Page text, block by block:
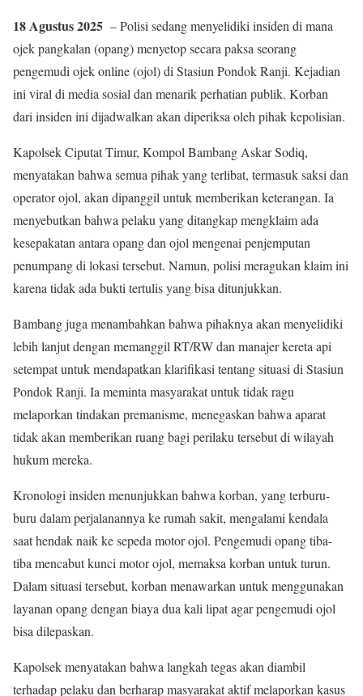
18 Agustus 2025 – Polisi sedang menyelidiki insiden di mana
ojek pangkalan (opang) menyetop secara paksa seorang
pengemudi ojek online (ojol) di Stasiun Pondok Ranji. Kejadian
ini viral di media sosial dan menarik perhatian publik. Korban
dari insiden ini dijadwalkan akan diperiksa oleh pihak kepolisian.
Kapolsek Ciputat Timur, Kompol Bambang Askar Sodiq,
menyatakan bahwa semua pihak yang terlibat, termasuk saksi dan
operator ojol, akan dipanggil untuk memberikan keterangan. Ia
menyebutkan bahwa pelaku yang ditangkap mengklaim ada
kesepakatan antara opang dan ojol mengenai penjemputan
penumpang di lokasi tersebut. Namun, polisi meragukan klaim ini
karena tidak ada bukti tertulis yang bisa ditunjukkan.
Bambang juga menambahkan bahwa pihaknya akan menyelidiki
lebih lanjut dengan memanggil RT/RW dan manajer kereta api
setempat untuk mendapatkan klarifikasi tentang situasi di Stasiun
Pondok Ranji. Ia meminta masyarakat untuk tidak ragu
melaporkan tindakan premanisme, menegaskan bahwa aparat
tidak akan memberikan ruang bagi perilaku tersebut di wilayah
hukum mereka.
Kronologi insiden menunjukkan bahwa korban, yang terburu-
buru dalam perjalanannya ke rumah sakit, mengalami kendala
saat hendak naik ke sepeda motor ojol. Pengemudi opang tiba-
tiba mencabut kunci motor ojol, memaksa korban untuk turun.
Dalam situasi tersebut, korban menawarkan untuk menggunakan
layanan opang dengan biaya dua kali lipat agar pengemudi ojol
bisa dilepaskan.
Kapolsek menyatakan bahwa langkah tegas akan diambil
terhadap pelaku dan berharap masyarakat aktif melaporkan kasus